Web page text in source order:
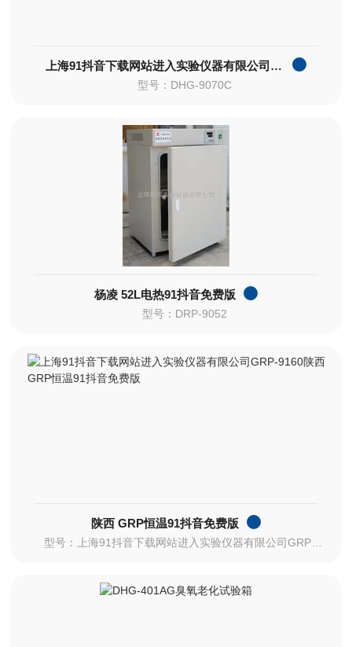
上海91抖音下载网站进入实验仪器有限公司高温91抖音上的黄色视频，高温烤箱
型号：DHG-9070C
杨凌 52L电热91抖音免费版
型号：DRP-9052
陕西 GRP恒温91抖音免费版
型号：上海91抖音下载网站进入实验仪器有限公司GRP-9160